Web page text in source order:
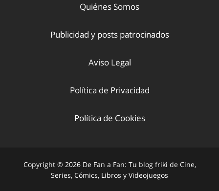
Quiénes Somos
Publicidad y posts patrocinados
Aviso Legal
Política de Privacidad
Política de Cookies
Copyright © 2026 De Fan a Fan: Tu blog friki de Cine,
Series, Cómics, Libros y Videojuegos